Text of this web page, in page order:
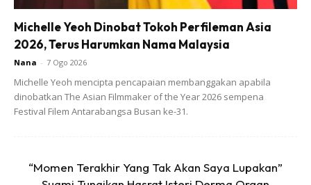
Michelle Yeoh Dinobat Tokoh Perfileman Asia
2026, Terus Harumkan Nama Malaysia
Nana - 7 Ogo 2026
Michelle Yeoh mencipta pencapaian membanggakan apabila
dinobatkan The Asian Filmmaker of the Year 2026 sempena
Festival Filem Antarabangsa Busan ke-31.
“Momen Terakhir Yang Tak Akan Saya Lupakan”